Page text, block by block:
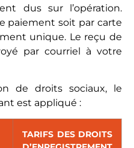
dus sur l’opération.
paiement soit par carte
unique. Le reçu de
par courriel à votre
de droits sociaux, le
est appliqué :
TARIFS DES DROITS